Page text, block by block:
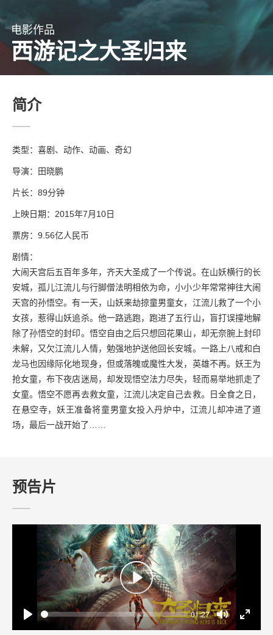
电影作品
西游记之大圣归来
简介
类型：喜剧、动作、动画、奇幻
导演：田晓鹏
片长：89分钟
上映日期：2015年7月10日
票房：9.56亿人民币
剧情：
大闹天宫后五百年多年，齐天大圣成了一个传说。在山妖横行的长
安城，孤儿江流儿与行脚僧法明相依为命，小小少年常常神往大闹
天宫的孙悟空。有一天，山妖来劫掠童男童女，江流儿救了一个小
女孩，惹得山妖追杀。他一路逃跑，跑进了五行山，盲打误撞地解
除了孙悟空的封印。悟空自由之后只想回花果山，却无奈腕上封印
未解，又欠江流儿人情，勉强地护送他回长安城。一路上八戒和白
龙马也因缘际化地现身，但或落魄或魔性大发，英雄不再。妖王为
抢女童，布下夜店迷局，却发现悟空法力尽失，轻而易举地抓走了
女童。悟空不愿再去救女童，江流儿决定自己去救。日全食之日，
在悬空寺，妖王准备将童男童女投入丹炉中，江流儿却冲进了道
场，最后一战开始了……
预告片
Play
Seek Current
time
01:27
Toggle